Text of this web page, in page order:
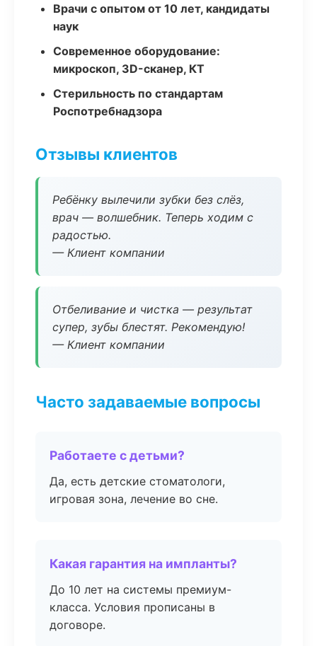
Врачи с опытом от 10 лет, кандидаты
наук
Современное оборудование:
микроскоп, 3D-сканер, КТ
Стерильность по стандартам
Роспотребнадзора
Отзывы клиентов
Ребёнку вылечили зубки без слёз,
врач — волшебник. Теперь ходим с
радостью.
— Клиент компании
Отбеливание и чистка — результат
супер, зубы блестят. Рекомендую!
— Клиент компании
Часто задаваемые вопросы
Работаете с детьми?
Да, есть детские стоматологи,
игровая зона, лечение во сне.
Какая гарантия на импланты?
До 10 лет на системы премиум-
класса. Условия прописаны в
договоре.